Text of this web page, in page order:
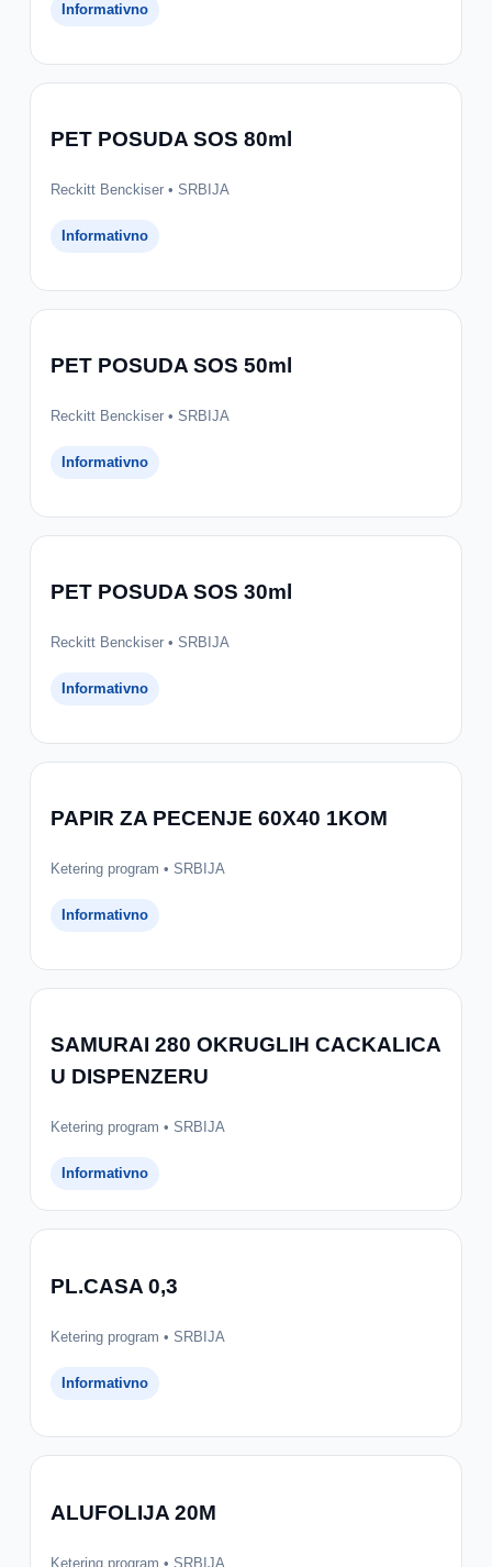
Informativno
PET POSUDA SOS 80ml
Reckitt Benckiser • SRBIJA
Informativno
PET POSUDA SOS 50ml
Reckitt Benckiser • SRBIJA
Informativno
PET POSUDA SOS 30ml
Reckitt Benckiser • SRBIJA
Informativno
PAPIR ZA PECENJE 60X40 1KOM
Ketering program • SRBIJA
Informativno
SAMURAI 280 OKRUGLIH CACKALICA
U DISPENZERU
Ketering program • SRBIJA
Informativno
PL.CASA 0,3
Ketering program • SRBIJA
Informativno
ALUFOLIJA 20M
Ketering program • SRBIJA